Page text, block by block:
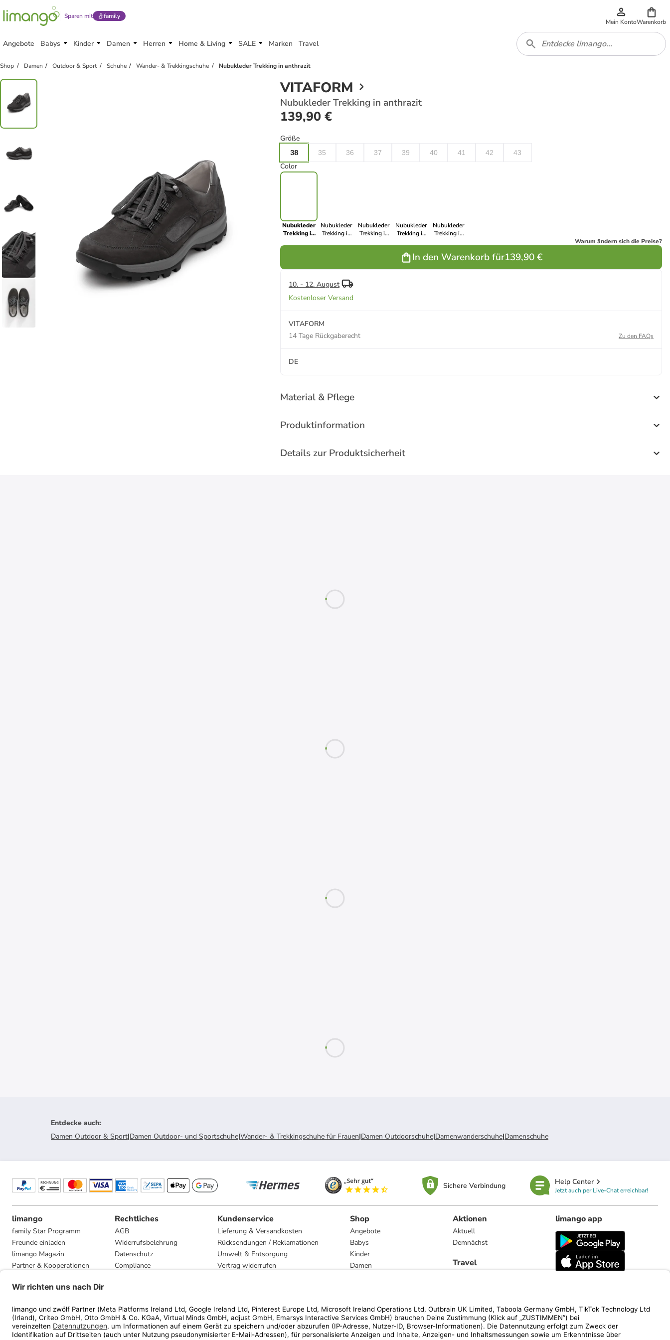
Sparen mit family
Mein KontoWarenkorb
Angebote Babys Kinder Damen Herren Home & Living SALE Marken Travel
Shop Damen Outdoor & Sport Schuhe Wander- & Trekkingschuhe Nubukleder Trekking in anthrazit
VITAFORM
Nubukleder Trekking in anthrazit
139,90 €
Größe
38 35 36 37 39 40 41 42 43
Color
Nubukleder
Trekking in
Nubukleder
Trekking in
Nubukleder
Trekking in
Nubukleder
Trekking in
Nubukleder
Trekking in
Warum ändern sich die Preise?
In den Warenkorb für139,90 €
10. - 12. August
Kostenloser Versand
VITAFORM
14 Tage Rückgaberecht
Zu den FAQs
DE
Material & Pflege
Produktinformation
Details zur Produktsicherheit
Entdecke auch:
Damen Outdoor & Sport|Damen Outdoor- und Sportschuhe|Wander- & Trekkingschuhe für Frauen|Damen Outdoorschuhe|Damenwanderschuhe|Damenschuhe
Sichere Verbindung Help Center
Jetzt auch per Live-Chat erreichbar!
limango
family Star Programm
Freunde einladen
limango Magazin
Partner & Kooperationen
Presse
Rechtliches
AGB
Widerrufsbelehrung
Datenschutz
Compliance
Kundenservice
Lieferung & Versandkosten
Rücksendungen / Reklamationen
Umwelt & Entsorgung
Vertrag widerrufen
Shop
Angebote
Babys
Kinder
Damen
Marken
Aktionen
Aktuell
Demnächst
Travel
limango app